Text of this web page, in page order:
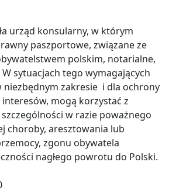
urząd konsularny, w którym
paszportowe, związane ze
polskim, notarialne,
W sytuacjach tego wymagających
niezbędnym zakresie i dla ochrony
mogą korzystać z
w razie poważnego
choroby, aresztowania lub
zgonu obywatela
nagłego powrotu do Polski.